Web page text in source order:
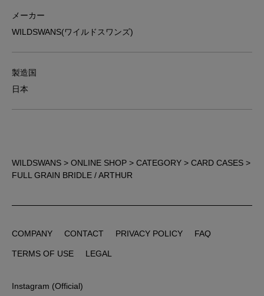
メーカー
WILDSWANS(ワイルドスワンズ)
製造国
日本
WILDSWANS > ONLINE SHOP > CATEGORY > CARD CASES >
FULL GRAIN BRIDLE / ARTHUR
COMPANY
CONTACT
PRIVACY POLICY
FAQ
TERMS OF USE
LEGAL
Instagram (Official)